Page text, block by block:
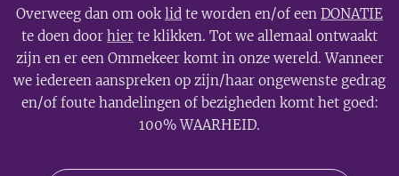
Overweeg dan om ooklid te worden en/of een DONATIE
te doen door hier te klikken. Tot we allemaal ontwaakt
zijn en er een Ommekeer komt in onze wereld. Wanneer
we iedereen aanspreken op zijn/haar ongewenste gedrag
en/of foute handelingen of bezigheden komt het goed:
100% WAARHEID.